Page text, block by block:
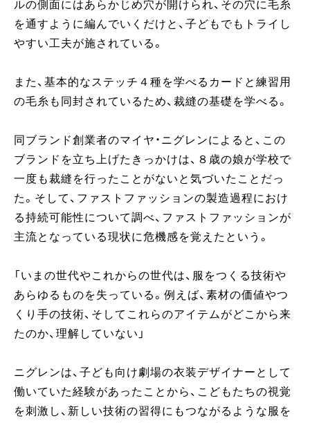
ルの側面にはあらかじめ穴が開けられ、その穴に毛糸
を通すように編んでいくだけと、子どもでもトライし
やすい工夫が施されている。
また、基本的なステッチ４種を学べるカードと練習用
の毛糸も同封されているため、裁縫の基礎を学べる。
同ブランド創業者のマイヤ・ニグレンによると、この
ブランドを立ち上げたきっかけは、８歳の娘が学校で
一度も裁縫を行ったことがないと気づいたことだっ
た。そして、ファストファッションの製造過程におけ
る持続可能性について調べ、ファストファッションが
主流となっている現状に危機感を覚えたという。
「いまの世代やこれからの世代は、服をつくる技術や
あらゆるものを失っている。例えば、素材の価値やつ
くり手の技術、そしてこれらのアイテムがどこから来
たのか、理解していない」
ニグレンは、子ども向け劇場の衣装デザイナーとして
働いていた経験があったことから、こどもたちの視覚
を刺激し、新しい技術の習得にもつながるような服を